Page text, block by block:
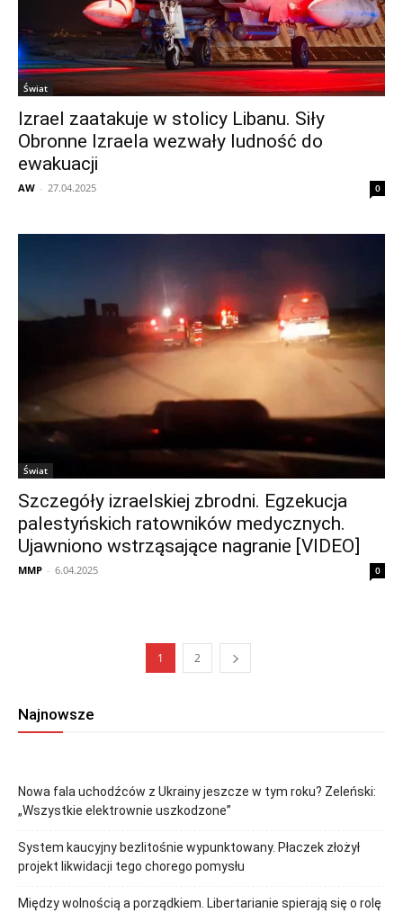
Świat
Izrael zaatakuje w stolicy Libanu. Siły
Obronne Izraela wezwały ludność do
ewakuacji
AW - 27.04.2025 0
Świat
Szczegóły izraelskiej zbrodni. Egzekucja
palestyńskich ratowników medycznych.
Ujawniono wstrząsające nagranie [VIDEO]
MMP - 6.04.2025 0
1 2
Najnowsze
Nowa fala uchodźców z Ukrainy jeszcze w tym roku? Zeleński:
„Wszystkie elektrownie uszkodzone”
System kaucyjny bezlitośnie wypunktowany. Płaczek złożył
projekt likwidacji tego chorego pomysłu
Między wolnością a porządkiem. Libertarianie spierają się o rolę